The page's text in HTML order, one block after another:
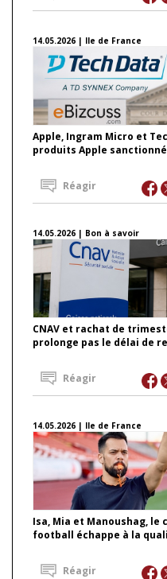
14.05.2026 | Ile de France
Apple, Ingram Micro et
produits Apple
Réagir
14.05.2026 | Bon à savoir
CNAV et rachat de
prolonge pas le délai de
Réagir
14.05.2026 | Ile de France
Isa, Mia et Manoushag,
football échappe à la
Réagir